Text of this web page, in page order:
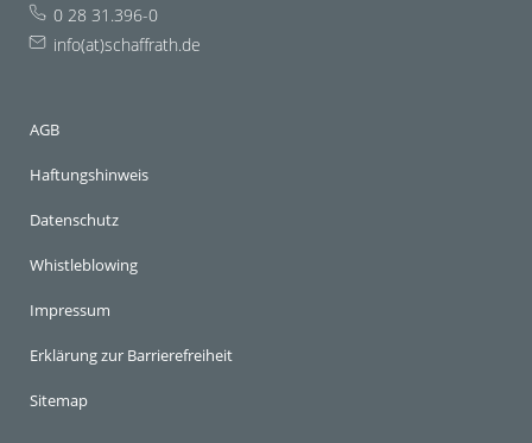
0 28 31.396-0
info(at)schaffrath.de
AGB
Haftungshinweis
Datenschutz
Whistleblowing
Impressum
Erklärung zur Barrierefreiheit
Sitemap